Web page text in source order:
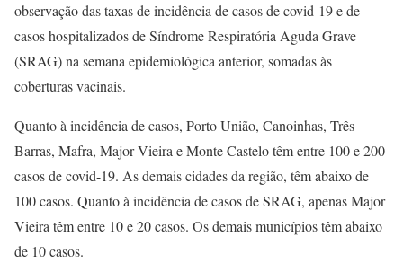
observação das taxas de incidência de casos de covid-19 e de
casos hospitalizados de Síndrome Respiratória Aguda Grave
(SRAG) na semana epidemiológica anterior, somadas às
coberturas vacinais.
Quanto à incidência de casos, Porto União, Canoinhas, Três
Barras, Mafra, Major Vieira e Monte Castelo têm entre 100 e 200
casos de covid-19. As demais cidades da região, têm abaixo de
100 casos. Quanto à incidência de casos de SRAG, apenas Major
Vieira têm entre 10 e 20 casos. Os demais municípios têm abaixo
de 10 casos.